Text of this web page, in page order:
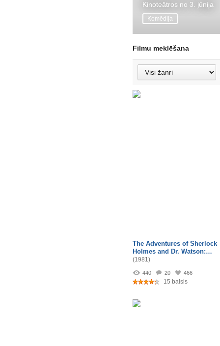
Kinoteātros no 3. jūnija
Komēdija
Filmu meklēšana
The Adventures of Sherlock
Holmes and Dr. Watson:…
(1981)
440 20 466
15 balsis